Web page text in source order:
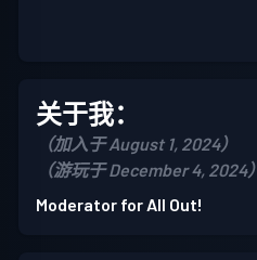
关于我：
（加入于 August 1, 2024）
（游玩于 December 4, 2024）
Moderator for All Out!